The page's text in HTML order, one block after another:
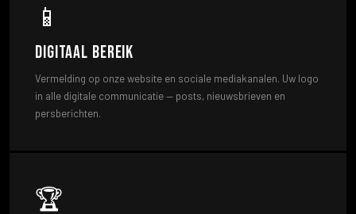
📱
Digitaal bereik
Vermelding op onze website en sociale mediakanalen. Uw logo
in alle digitale communicatie — posts, nieuwsbrieven en
persberichten.
🏆